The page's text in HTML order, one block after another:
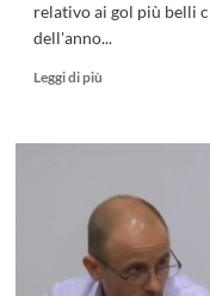
relativo ai gol più belli
dell'anno...
Leggi di più